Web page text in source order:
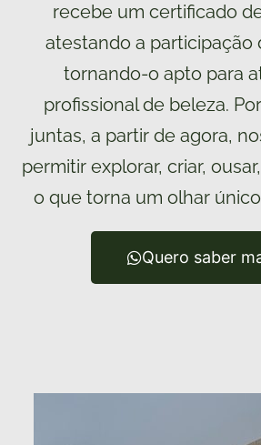
recebe um certificado
atestando a participação
tornando-o apto para
profissional de beleza.
juntas, a partir de agora,
permitir explorar, criar,
o que torna um olhar
Quero saber